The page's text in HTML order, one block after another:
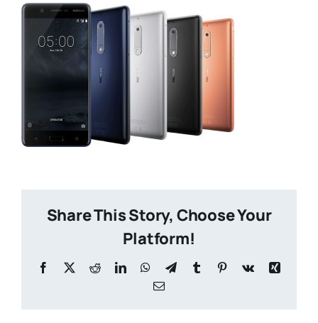
Share This Story, Choose Your
Platform!
Facebook
X RedditLinkedInWhatsApp
TelegramTumblr Pinterest
Vk
Xing
Email